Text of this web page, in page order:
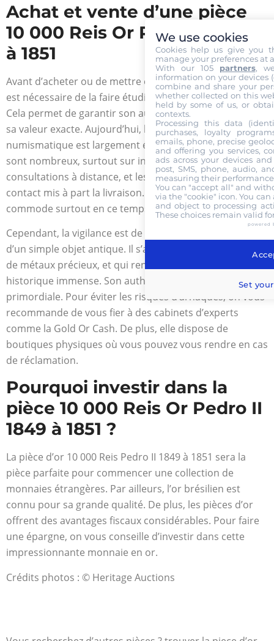
Achat et vente d’une pièce
10 000 Reis Or Pedro II 1849
à 1851
Avant d’acheter ou de mettre en vente une pièce d’or, il
est nécessaire de la faire étudier par des professionnels.
Cela permet de garantir son authenticité et de déceler
sa valeur exacte. Aujourd’hui, le marché de la
numismatique est largement étendu. Les revendeurs
sont nombreux, surtout sur internet. Ils proposent des
consultations à distance, et les transactions se font sans
contact mis à part la livraison. Cette pratique est
commode surtout en ce temps de pandémie.
Cependant, la vigilance est de mise car il ne s’agit pas
d’un simple objet antique. Il s’agit d’une pièce composée
de métaux précieux, et qui renferme une valeur
historique immense. Son authenticité est donc
primordiale. Pour éviter les risques d’arnaques, on vous
recommande de vous fier à des cabinets d’experts
comme la Gold Or Cash. De plus, elle dispose de
boutiques physiques où vous pouvez vous rendre en cas
de réclamation.
Pourquoi investir dans la
pièce 10 000 Reis Or Pedro II
1849 à 1851 ?
La pièce d’or 10 000 Reis Pedro II 1849 à 1851 sera la
pièce parfaite pour commencer une collection de
monnaies étrangères. Par ailleurs, l’or brésilien est
connu pour sa grande qualité. De plus, les pièces d’or
offrent des avantages fiscaux considérables. Pour faire
une épargne, on vous conseille d’investir dans cette
impressionnante monnaie en or.
Crédits photos : © Heritage Auctions
We use cookies
Cookies help us give you
manage your preferences at
With our 105 partners,
information on your devices
combine and share your
whether collected on this
held by some of us, or
contexts.
Processing this data
purchases, loyalty
emails, phone, precise
and offering you services,
ads across your devices
post, SMS, phone, audio,
measuring their
You can "accept all" and
via the "cookie" icon. You
and object to processing
These choices remain valid
powered
Set